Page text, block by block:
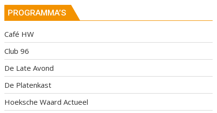
PROGRAMMA’S
Café HW
Club 96
De Late Avond
De Platenkast
Hoeksche Waard Actueel